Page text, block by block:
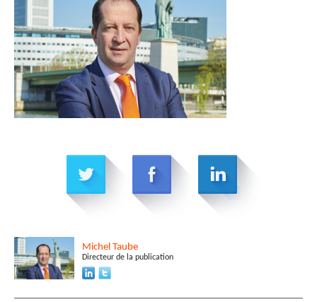
Michel Taube
Directeur de la publication